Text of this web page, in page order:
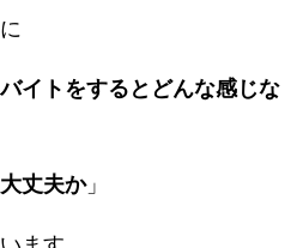
イトをするとどんな感じな
丈夫か」